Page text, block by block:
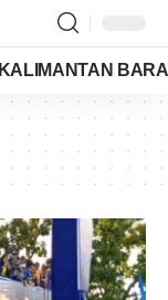
KALIMANTAN